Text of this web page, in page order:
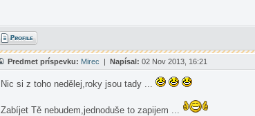
Predmet príspevku: Mirec | Napísal: 02 Nov 2013, 16:21
Nic si z toho nedělej,roky jsou tady ...
Zabíjet Tě nebudem,jednoduše to zapijem ...